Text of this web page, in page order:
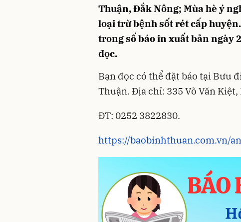
Thuận, Đắk Nông; Mùa hè ý
loại trừ bệnh sốt rét cấp
trong số báo in xuất bản ngày
đọc.
Bạn đọc có thể đặt báo tại Bưu
Thuận. Địa chỉ: 335 Võ Văn
ĐT: 0252 3822830.
https://baobinhthuan.com.vn/